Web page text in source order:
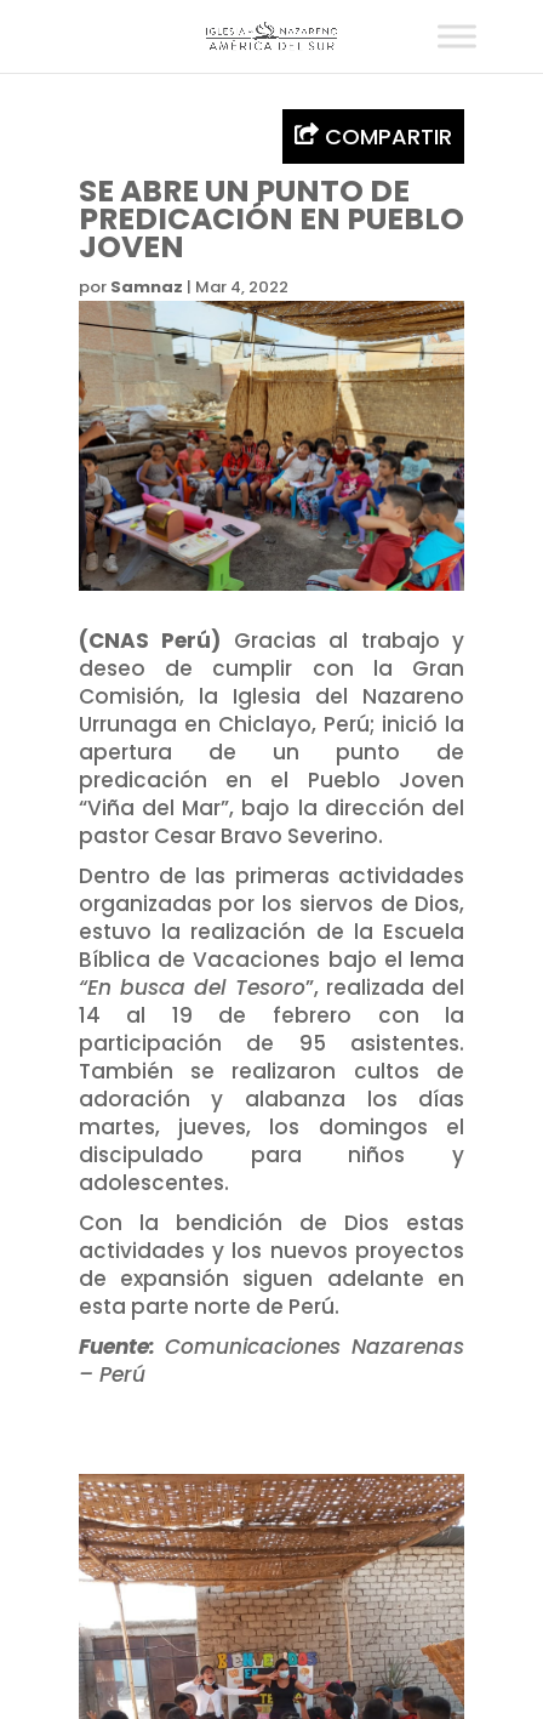
COMPARTIR
SE ABRE UN PUNTO DE
PREDICACIÓN EN PUEBLO
JOVEN
por Samnaz | Mar 4, 2022
(CNAS Perú) Gracias al trabajo y
deseo de cumplir con la Gran
Comisión, la Iglesia del Nazareno
Urrunaga en Chiclayo, Perú; inició la
apertura de un punto de
predicación en el Pueblo Joven
“Viña del Mar”, bajo la dirección del
pastor Cesar Bravo Severino.
Dentro de las primeras actividades
organizadas por los siervos de Dios,
estuvo la realización de la Escuela
Bíblica de Vacaciones bajo el lema
“En busca del Tesoro”, realizada del
14 al 19 de febrero con la
participación de 95 asistentes.
También se realizaron cultos de
adoración y alabanza los días
martes, jueves, los domingos el
discipulado para niños y
adolescentes.
Con la bendición de Dios estas
actividades y los nuevos proyectos
de expansión siguen adelante en
esta parte norte de Perú.
Fuente: Comunicaciones Nazarenas
– Perú